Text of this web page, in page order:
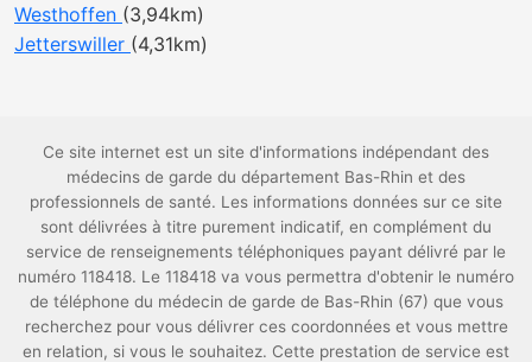
Westhoffen (3,94km)
Jetterswiller (4,31km)
Ce site internet est un site d'informations indépendant des
médecins de garde du département Bas-Rhin et des
professionnels de santé. Les informations données sur ce site
sont délivrées à titre purement indicatif, en complément du
service de renseignements téléphoniques payant délivré par le
numéro 118418. Le 118418 va vous permettra d'obtenir le numéro
de téléphone du médecin de garde de Bas-Rhin (67) que vous
recherchez pour vous délivrer ces coordonnées et vous mettre
en relation, si vous le souhaitez. Cette prestation de service est